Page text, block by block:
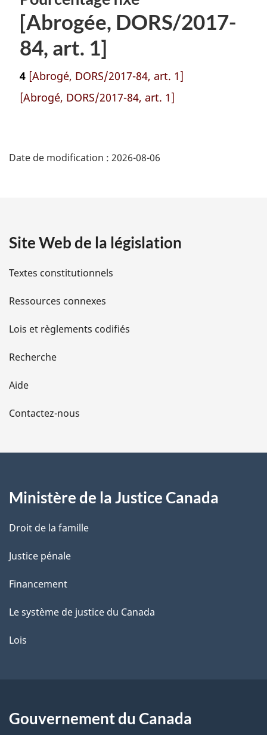
[Abrogée, DORS/2017-
84, art. 1]
4 [Abrogé, DORS/2017-84, art. 1]
[Abrogé, DORS/2017-84, art. 1]
é
i
l
s
d
e
l
a
e
Date de modification : 2026-08-06
Site Web de la législation
Textes constitutionnels
Ressources connexes
Lois et règlements codifiés
Recherche
Aide
Contactez-nous
Ministère de la Justice Canada
Droit de la famille
Justice pénale
Financement
Le système de justice du Canada
Lois
Gouvernement du Canada